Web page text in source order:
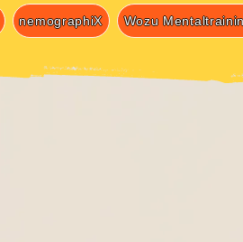
nemographiX Wozu